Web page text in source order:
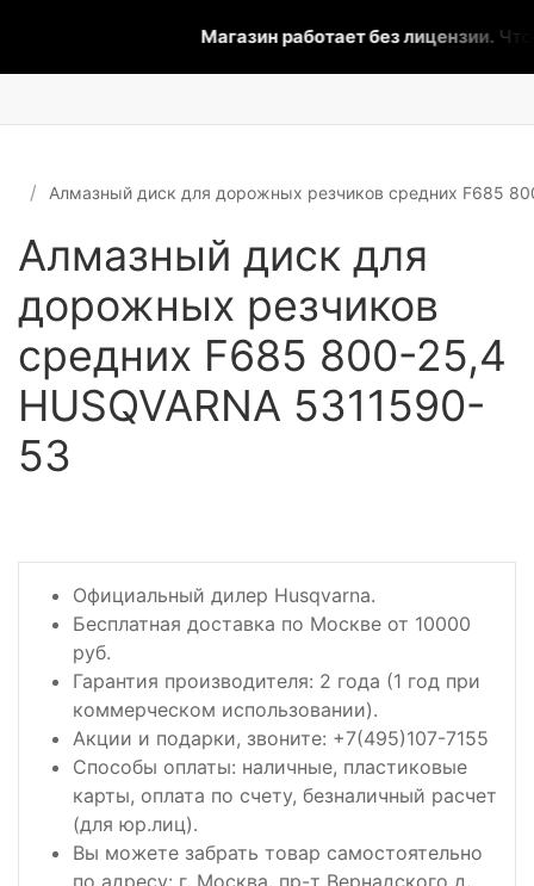
Магазин работает без лицензии.
Алмазный диск для дорожных резчиков средних F685
Алмазный диск для
дорожных резчиков
средних F685 800-25,4
HUSQVARNA 5311590-
53
Официальный дилер Husqvarna.
Бесплатная доставка по Москве от 10000
руб.
Гарантия производителя: 2 года (1 год при
коммерческом использовании).
Акции и подарки, звоните: +7(495)107-7155
Способы оплаты: наличные, пластиковые
карты, оплата по счету, безналичный расчет
(для юр.лиц).
Вы можете забрать товар самостоятельно
по адресу: г. Москва, пр-т Вернадского д.